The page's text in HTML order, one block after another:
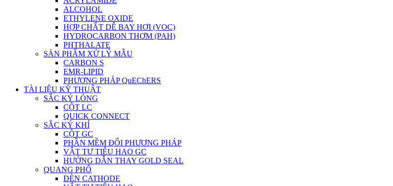
ALCOHOL
ETHYLENE OXIDE
HỢP CHẤT DỄ BAY HƠI (VOC)
HYDROCARBON THƠM (PAH)
PHTHALATE
SẢN PHẨM XỬ LÝ MẪU
CARBON S
EMR-LIPID
PHƯƠNG PHÁP QuEChERS
TÀI LIỆU KỸ THUẬT
SẮC KÝ LỎNG
CỘT LC
QUICK CONNECT
SẮC KÝ KHÍ
CỘT GC
PHẦN MỀM ĐỔI PHƯƠNG PHÁP
VẬT TƯ TIÊU HAO GC
HƯỚNG DẪN THAY GOLD SEAL
QUANG PHỔ
ĐÈN CATHODE